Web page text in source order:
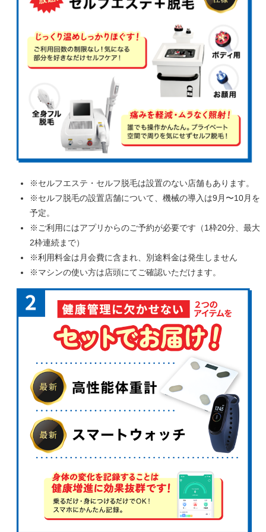
※セルフエステ・セルフ脱毛は設置のない店舗もあります。
※セルフ脱毛の設置店舗について、機械の導入は9月〜10月を
予定。
※ご利用にはアプリからのご予約が必要です（1枠20分、最大
2枠連続まで）
※利用料金は月会費に含まれ、別途料金は発生しません
※マシンの使い方は店頭にてご確認いただけます。